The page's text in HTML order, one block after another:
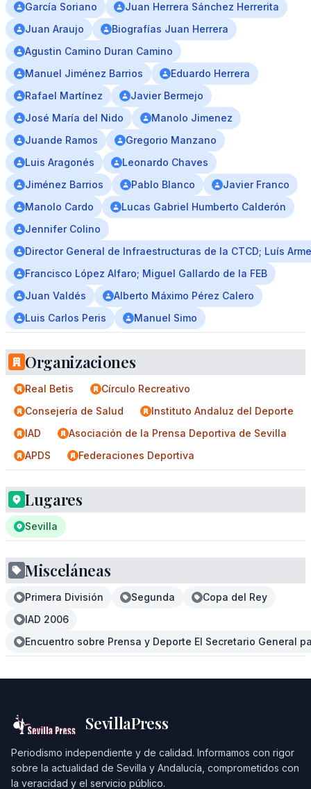
García Soriano
Juan Herrera Sánchez Herrerita
Juan Araujo
Biografías Juan Herrera
Agustin Camino Duran Camino
Manuel Jiménez Barrios
Eduardo Herrera
Rafael Martínez
Javier Bermejo
José María del Nido
Manolo Jimenez
Juande Ramos
Gregorio Manzano
Luis Aragonés
Leonardo Chaves
Jiménez Barrios
Pablo Blanco
Javier Franco
Manolo Cardo
Lucas Gabriel Humberto Calderón
Jennifer Colino
Director General de Infraestructuras de la CTCD; Luís
Francisco López Alfaro; Miguel Gallardo de la FEB
Juan Valdés
Alberto Máximo Pérez Calero
Luis Carlos Peris
Manuel Simo
Organizaciones
Real Betis
Círculo Recreativo
Consejería de Salud
Instituto Andaluz del Deporte
IAD
Asociación de la Prensa Deportiva de Sevilla
APDS
Federaciones Deportiva
Lugares
Sevilla
Misceláneas
Primera División Segunda
Copa del Rey
IAD 2006
Encuentro sobre Prensa y Deporte El Secretario General
SevillaPress
Periodismo independiente y de calidad. Informamos con rigor
sobre la actualidad de Sevilla y Andalucía, comprometidos con
la veracidad y el servicio público.